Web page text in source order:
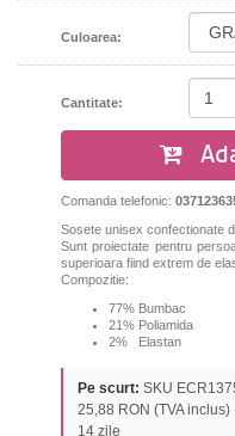
Culoarea:
Cantitate:
Comanda telefonic:
Sosete unisex confectionate
Suntproiectate pentru
superioara fiind extrem de
Compozitie:
77% Bumbac
21% Poliamida
2% Elastan
Pe scurt: SKU
25,88 RON (TVA inclus)
14 zile